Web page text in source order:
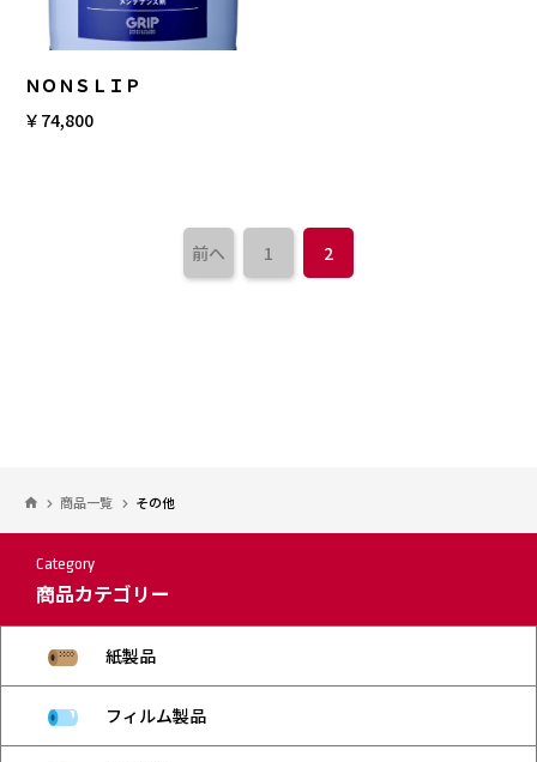
ＮＯＮＳＬＩＰ
￥74,800
前へ 1 2
商品一覧 その他
Category
商品カテゴリー
紙製品
フィルム製品